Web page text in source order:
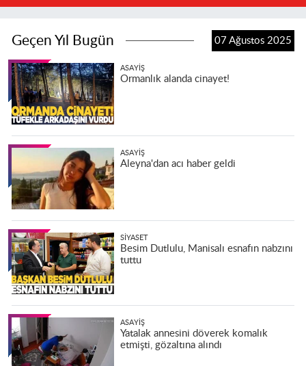
Geçen Yıl Bugün 07 Ağustos 2025
ASAYIŞ
Ormanlık alanda cinayet!
ASAYIŞ
Aleyna'dan acı haber geldi
SIYASET
Besim Dutlulu, Manisalı esnafın nabzını
tuttu
ASAYIŞ
Yatalak annesini döverek komalık
etmişti, gözaltına alındı